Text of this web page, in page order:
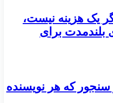
یک هزینه نیست،
بلندمدت برای
سنجور که هر نویسنده